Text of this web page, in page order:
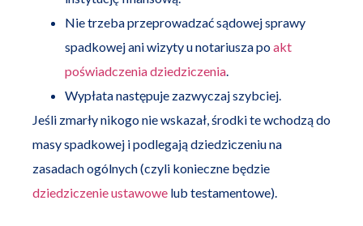
Nie trzeba przeprowadzać sądowej sprawy
spadkowej ani wizyty u notariusza poakt
poświadczenia dziedziczenia
Wypłata następuje zazwyczaj szybciej.
Jeśli zmarły nikogo nie wskazał, środki te wchodzą do
masy spadkowej i podlegają dziedziczeniu na
zasadach ogólnych (czyli konieczne będzie
dziedziczenie ustawowe lub testamentowe).